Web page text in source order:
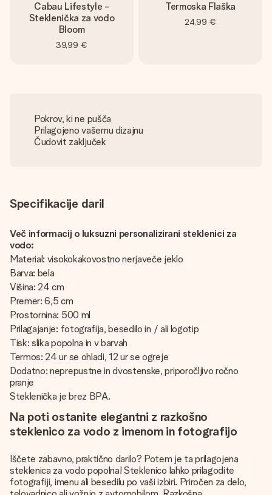
Cabau Lifestyle -
Steklenička za vodo
Bloom
39,99 €
Termoska Flaška
24,99 €
Pokrov, ki ne pušča
Prilagojeno vašemu dizajnu
Čudovit zaključek
Specifikacije daril
Več informacij o luksuzni personalizirani steklenici za
vodo:
Material: visokokakovostno nerjaveče jeklo
Barva: bela
Višina: 24 cm
Premer: 6,5 cm
Prostornina: 500 ml
Prilagajanje: fotografija, besedilo in / ali logotip
Tisk: slika popolna in v barvah
Termos: 24 ur se ohladi, 12 ur se ogreje
Dodatno: neprepustne in dvostenske, priporočljivo ročno
pranje
Steklenička je brez BPA.
Na poti ostanite elegantni z razkošno
steklenico za vodo z imenom in fotografijo
Iščete zabavno, praktično darilo? Potem je ta prilagojena
steklenica za vodo popolna! Steklenico lahko prilagodite
fotografiji, imenu ali besedilu po vaši izbiri. Priročen za delo,